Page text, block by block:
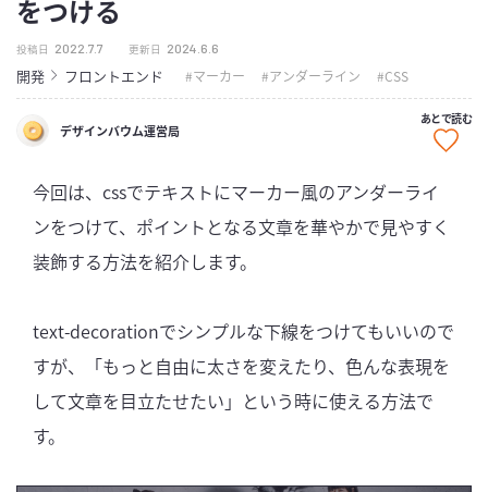
をつける
投稿日 2022.7.7 更新日 2024.6.6
開発 フロントエンド マーカー アンダーライン CSS
デザインバウム運営局
あとで読む
今回は、cssでテキストにマーカー風のアンダーライ
ンをつけて、ポイントとなる文章を華やかで見やすく
装飾する方法を紹介します。
text-decorationでシンプルな下線をつけてもいいので
すが、「もっと自由に太さを変えたり、色んな表現を
して文章を目立たせたい」という時に使える方法で
す。